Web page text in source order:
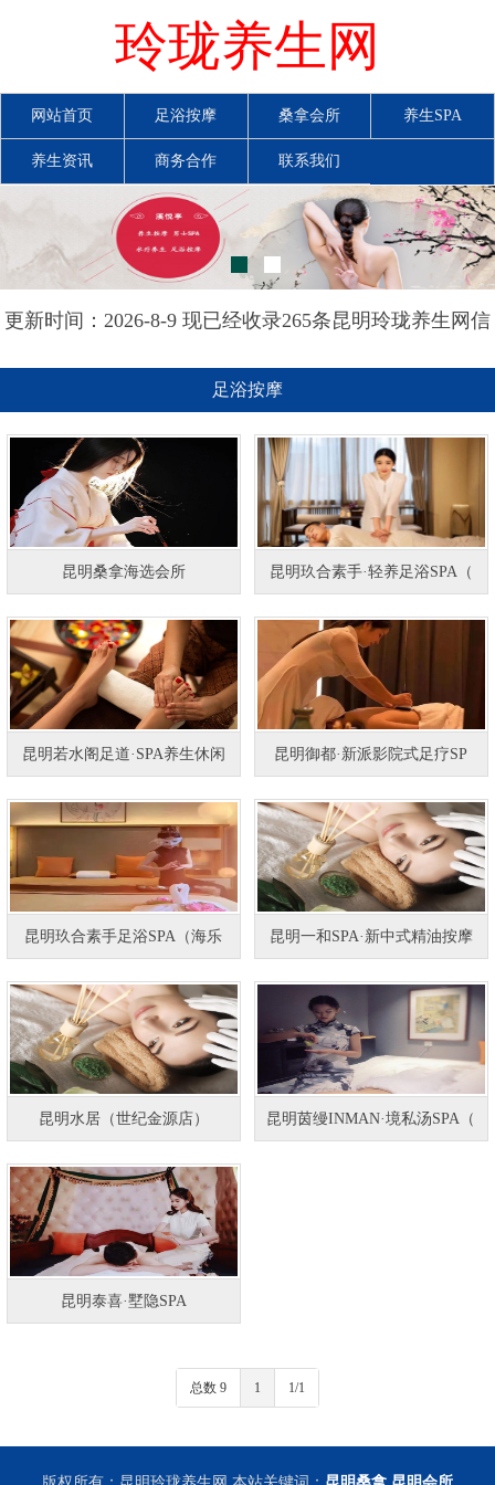
玲珑养生网
网站首页 足浴按摩 桑拿会所 养生SPA
养生资讯 商务合作 联系我们
更新时间：2026-8-9 现已经收录265条昆明玲珑养生网信
足浴按摩
昆明桑拿海选会所 昆明玖合素手·轻养足浴SPA（
昆明若水阁足道·SPA养生休闲 昆明御都·新派影院式足疗SP
昆明玖合素手足浴SPA（海乐 昆明一和SPA·新中式精油按摩
昆明水居（世纪金源店） 昆明茵缦INMAN·境私汤SPA（
昆明泰喜·墅隐SPA
总数 9 1 1/1